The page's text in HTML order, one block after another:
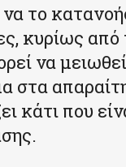
το
κυρίως από
να
στα
κάτι που